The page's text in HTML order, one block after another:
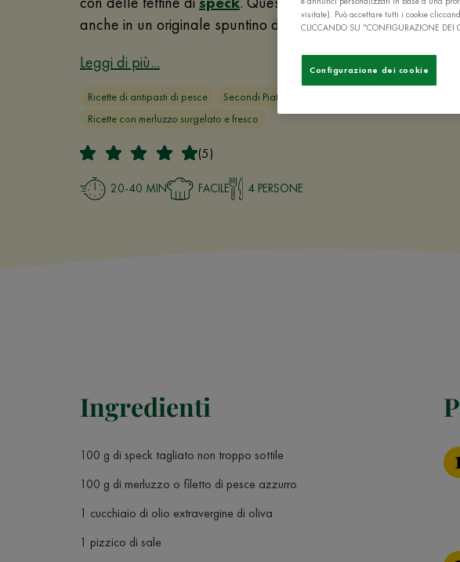
anche in un originale spuntino da buffet!
Leggi di più...
Ricette di antipasti di pesce
Secondi Piatti Veloci
Ricette con merluzzo surgelato e fresco
(5)
20-40 MIN FACILE 4 PERSONE
Ingredienti
100 g di speck tagliato non troppo sottile
100 g di merluzzo o filetto di pesce azzurro
1 cucchiaio di olio extravergine di oliva
1 pizzico di sale
visitate). Può accettare tutti i cookie
CLICCANDO SU "CONFIGURAZIONE DEI
Configurazione dei cookie